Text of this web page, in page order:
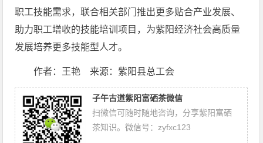
职工技能需求，联合相关部门推出更多贴合产业发展、
助力职工增收的技能培训项目，为紫阳经济社会高质量
发展培养更多技能型人才。
作者：王艳 来源：紫阳县总工会
子午古道紫阳富硒茶微信
扫微信可随时随地咨询，分享紫阳富硒
茶知识。微信号：zyfxc123